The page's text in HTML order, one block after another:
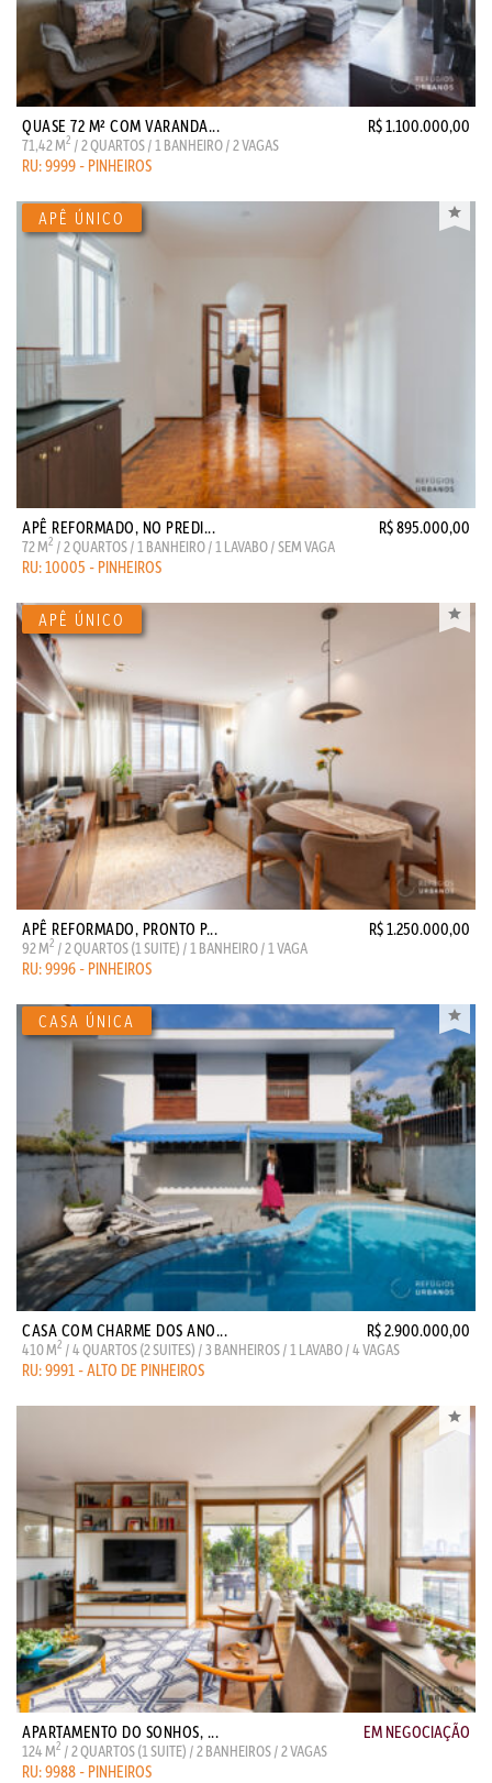
QUASE 72 M² COM VARANDA... R$ 1.100.000,00
71,42 M2 / 2 QUARTOS / 1 BANHEIRO / 2 VAGAS
RU: 9999 - PINHEIROS
APÊ REFORMADO, NO PREDI... R$ 895.000,00
72 M2 / 2 QUARTOS / 1 BANHEIRO / 1 LAVABO / SEM VAGA
RU: 10005 - PINHEIROS
APÊ REFORMADO, PRONTO P... R$ 1.250.000,00
92 M2 / 2 QUARTOS (1 SUITE) / 1 BANHEIRO / 1 VAGA
RU: 9996 - PINHEIROS
CASA COM CHARME DOS ANO... R$ 2.900.000,00
410 M2 / 4 QUARTOS (2 SUITES) / 3 BANHEIROS / 1 LAVABO / 4 VAGAS
RU: 9991 - ALTO DE PINHEIROS
APARTAMENTO DO SONHOS, ... EM NEGOCIAÇÃO
124 M2 / 2 QUARTOS (1 SUITE) / 2 BANHEIROS / 2 VAGAS
RU: 9988 - PINHEIROS